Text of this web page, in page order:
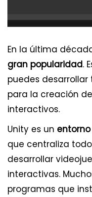
En la última
gran popularidad.
puedes desarrollar
para la creación
interactivos.
Unity es un
que centraliza
desarrollar
interactivas.
programas que